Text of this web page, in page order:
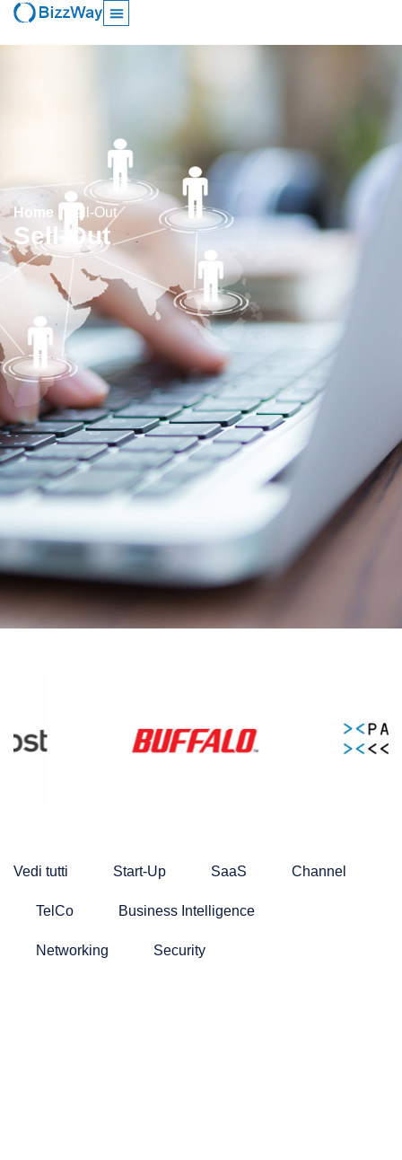
Home . Sell-Out
Sell-Out
Vedi tutti Start-Up SaaS Channel
TelCo Business Intelligence
Networking Security